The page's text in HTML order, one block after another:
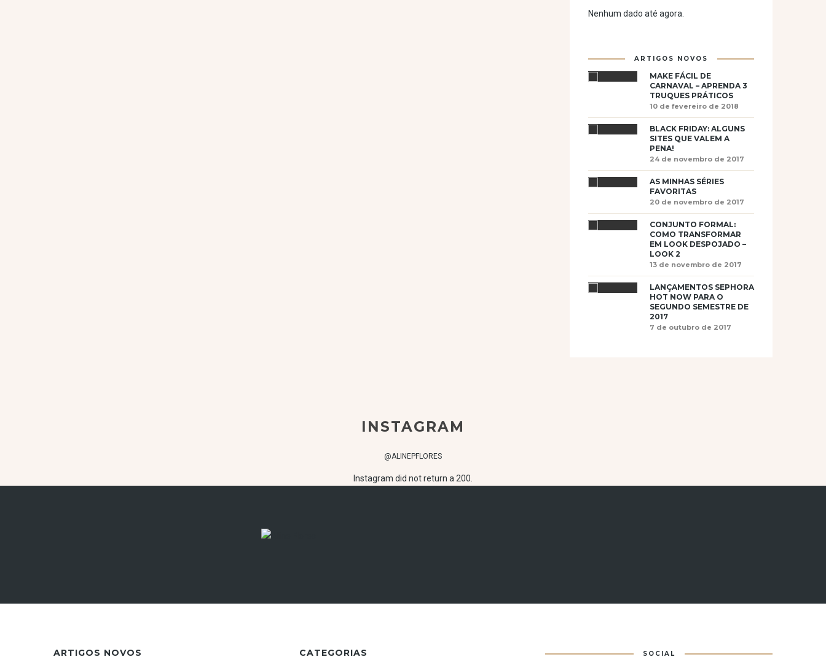
Nenhum dado até agora.
ARTIGOS NOVOS
MAKE FÁCIL DE
CARNAVAL – APRENDA 3
TRUQUES PRÁTICOS
10 de fevereiro de 2018
BLACK FRIDAY: ALGUNS
SITES QUE VALEM A
PENA!
24 de novembro de 2017
AS MINHAS SÉRIES
FAVORITAS
20 de novembro de 2017
CONJUNTO FORMAL:
COMO TRANSFORMAR
EM LOOK DESPOJADO –
LOOK 2
13 de novembro de 2017
LANÇAMENTOS SEPHORA
HOT NOW PARA O
SEGUNDO SEMESTRE DE
2017
7 de outubro de 2017
INSTAGRAM
Instagram did not return a 200.
@ALINEPFLORES
ARTIGOS NOVOS CATEGORIAS SOCIAL